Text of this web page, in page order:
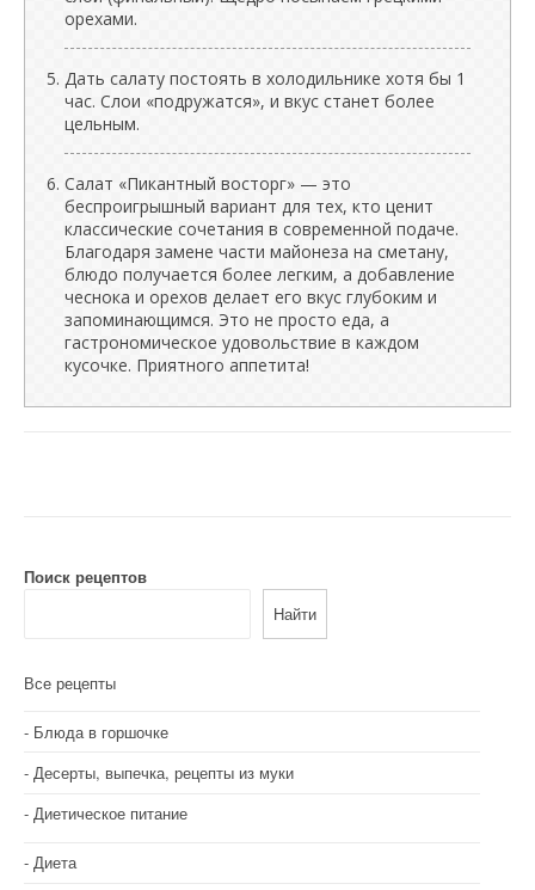
орехами.
Дать салату постоять в холодильнике хотя бы 1
час. Слои «подружатся», и вкус станет более
цельным.
Салат «Пикантный восторг» — это
беспроигрышный вариант для тех, кто ценит
классические сочетания в современной подаче.
Благодаря замене части майонеза на сметану,
блюдо получается более легким, а добавление
чеснока и орехов делает его вкус глубоким и
запоминающимся. Это не просто еда, а
гастрономическое удовольствие в каждом
кусочке. Приятного аппетита!
Поиск рецептов
Найти
Все рецепты
Блюда в горшочке
Десерты, выпечка, рецепты из муки
Диетическое питание
Диета